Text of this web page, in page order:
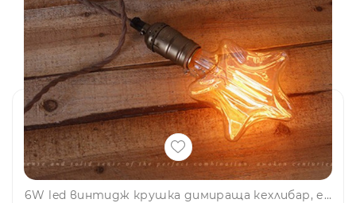
6W led винтидж крушка димираща кехлибар, енергоспестяваща, звезда, BF22